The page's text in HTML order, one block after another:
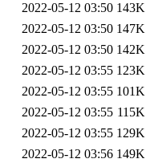
2022-05-12 03:50 143K
2022-05-12 03:50 147K
2022-05-12 03:50 142K
2022-05-12 03:55 123K
2022-05-12 03:55 101K
2022-05-12 03:55 115K
2022-05-12 03:55 129K
2022-05-12 03:56 149K